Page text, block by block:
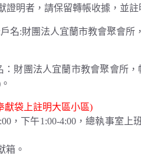
證明者，請保留轉帳收據，並
:財團法人宜蘭市教會聚會所
財團法人宜蘭市教會聚會所，
袋上註明大區小區)
，下午1:00-4:00，總執事室
箱。